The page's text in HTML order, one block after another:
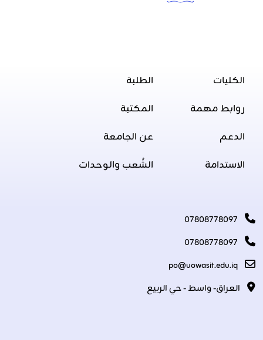
الكليات
روابط مهمة
الدعم
الاستدامة
الطلبة
المكتبة
عن الجامعة
الشُعب والوحدات
07808778097
07808778097
po@uowasit.edu.iq
العراق- واسط - حي الربيع